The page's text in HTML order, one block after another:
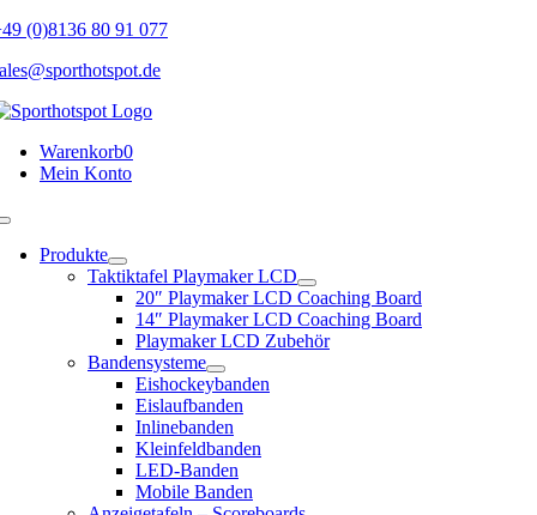
Skip
content
(0)8136 80 91 077
Warenkorb0
Mein Konto
Toggle
NavigationProdukte
Taktiktafel Playmaker LCD
20″ Playmaker LCD Coaching Board
14″ Playmaker LCD Coaching Board
Playmaker LCD Zubehör
Bandensysteme
Eishockeybanden
Eislaufbanden
Inlinebanden
Kleinfeldbanden
LED-Banden
Mobile Banden